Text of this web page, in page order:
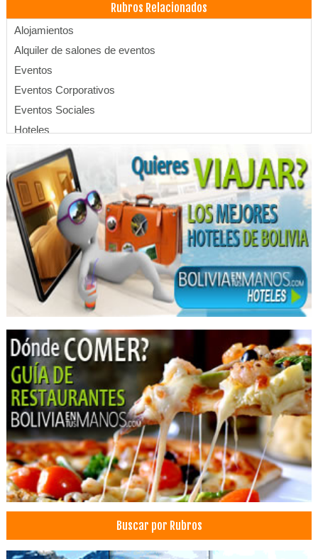
Rubros Relacionados
Alojamientos
Alquiler de salones de eventos
Eventos
Eventos Corporativos
Eventos Sociales
Hoteles
Hospedajes
Hotelería
Fundiciones
Ingeniería de instalaciones
Maquinaría Pesada
Tornos
Pastelerías
Reposterías
Panaderías y Pastelerías
Cafés
Café
Pasteleria para Diabebéticos
Cafeterías
Tortas
Bocaditos
Empanadas
Confiterías
Odontología Integral
Buscar por Rubros